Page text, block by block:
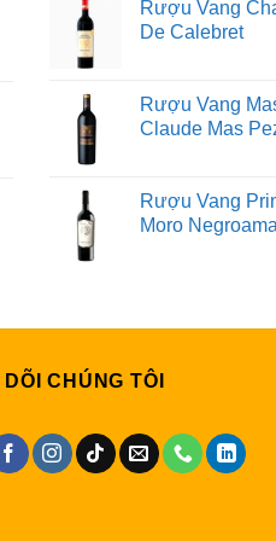
Rượu Vang
De Calebret
Rượu Vang
Claude Mas
Rượu Vang
Moro
CHÚNG TÔI